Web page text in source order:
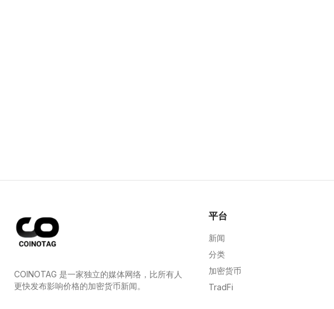
COINOTAG 是一家独立的媒体网络，比所有人
更快发布影响价格的加密货币新闻。
平台
新闻
分类
加密货币
TradFi